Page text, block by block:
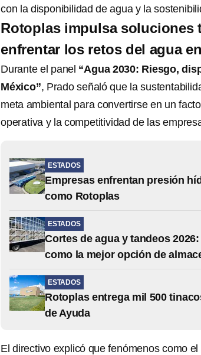
con la disponibilidad de agua y la
Rotoplas impulsa soluciones
enfrentar los retos del agua
Durante el panel “Agua 2030: Riesgo,
México”, Prado señaló que la
meta ambiental para convertirse en un
operativa y la competitividad de las
ESTADOS
Empresas enfrentan presión
como Rotoplas
ESTADOS
Cortes de agua y tandeos
como la mejor opción de
ESTADOS
Rotoplas entrega mil 500
de Ayuda
El directivo explicó que fenómenos como